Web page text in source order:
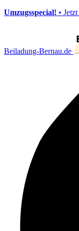
Umzugsspecial! •
Beiladung-Bernau.de